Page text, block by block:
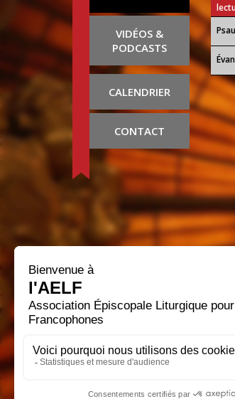
VIDÉOS &
PODCASTS
CALENDRIER
CONTACT